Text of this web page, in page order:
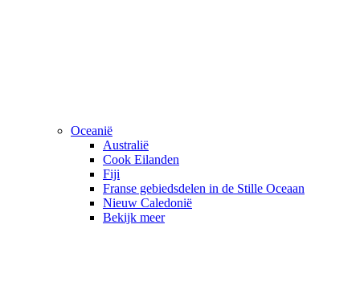
Oceanië
Australië
Cook Eilanden
Fiji
Franse gebiedsdelen in de Stille Oceaan
Nieuw Caledonië
Bekijk meer